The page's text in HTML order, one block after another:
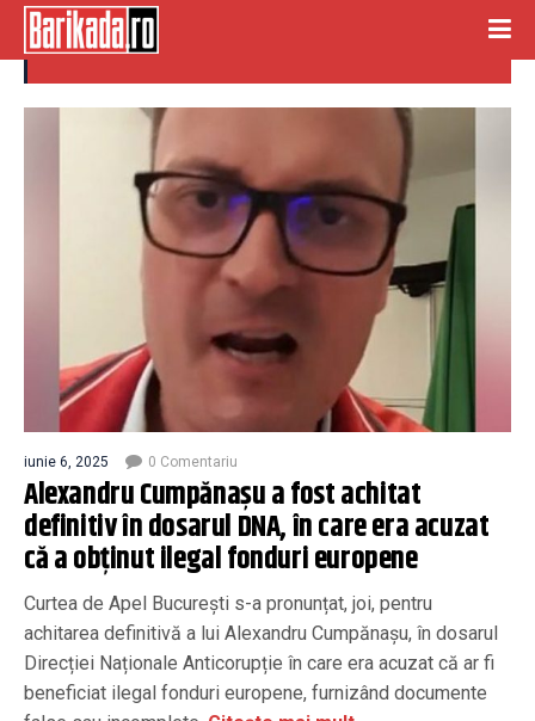
alexandru cumpanasu
iunie 6, 2025 0 Comentariu
Alexandru Cumpănașu a fost achitat
definitiv în dosarul DNA, în care era acuzat
că a obținut ilegal fonduri europene
Curtea de Apel București s-a pronunțat, joi, pentru
achitarea definitivă a lui Alexandru Cumpănașu, în dosarul
Direcției Naționale Anticorupție în care era acuzat că ar fi
beneficiat ilegal fonduri europene, furnizând documente